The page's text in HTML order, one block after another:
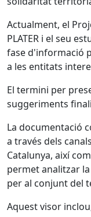
Actualment, el
PLATER i el seu
fase d'informació
a les entitats
El termini per
suggeriments
La documentació
a través dels
Catalunya, així
permet analitzar
per al conjunt del
Aquest visor